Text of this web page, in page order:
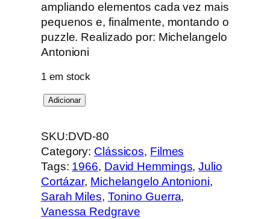
ampliando elementos cada vez mais
pequenos e, finalmente, montando o
puzzle. Realizado por: Michelangelo
Antonioni
1 em stock
Q
a
n
t
i
d
a
Adicionar
SKU:DVD-80
Category: Clássicos, Filmes
Tags: 1966, David Hemmings, Julio
Cortázar, Michelangelo Antonioni
Sarah Miles, Tonino Guerra
Vanessa Redgrave